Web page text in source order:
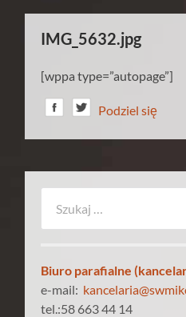
IMG_5632.jpg
[wppa type=”autopage”]
Podziel się
Biuro parafialne
e-mail:
tel.:58 663 44 14